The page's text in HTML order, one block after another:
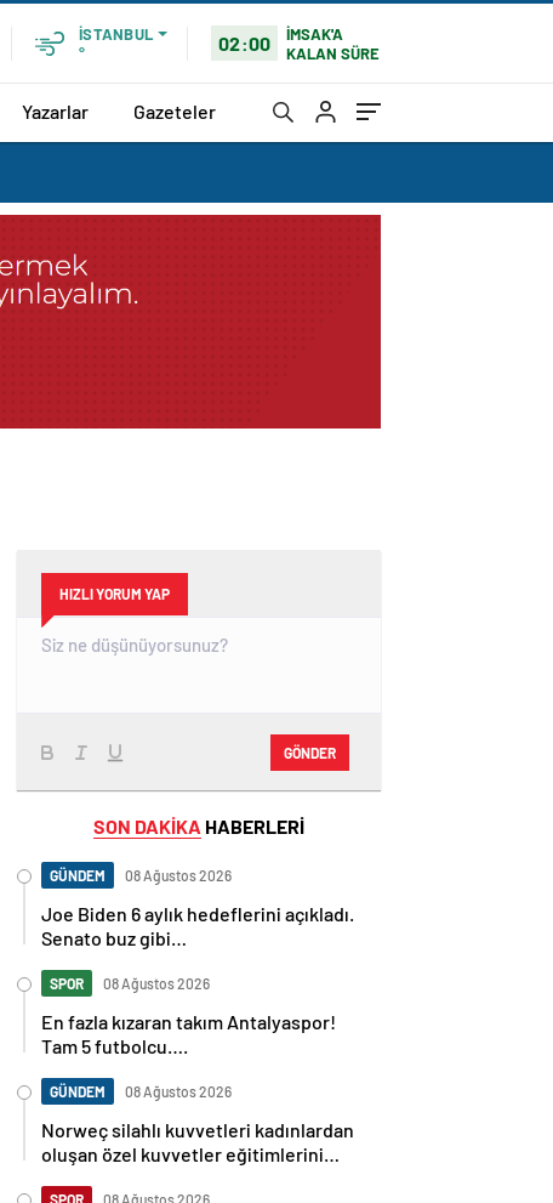
İSTANBUL
°
02:00
İMSAK'A
KALAN SÜRE
Yazarlar Gazeteler
HIZLI YORUM YAP
GÖNDER
SON DAKİKA HABERLERİ
GÜNDEM 08 Ağustos 2026
Joe Biden 6 aylık hedeflerini açıkladı.
Senato buz gibi…
SPOR 08 Ağustos 2026
En fazla kızaran takım Antalyaspor!
Tam 5 futbolcu….
GÜNDEM 08 Ağustos 2026
Norweç silahlı kuvvetleri kadınlardan
oluşan özel kuvvetler eğitimlerini